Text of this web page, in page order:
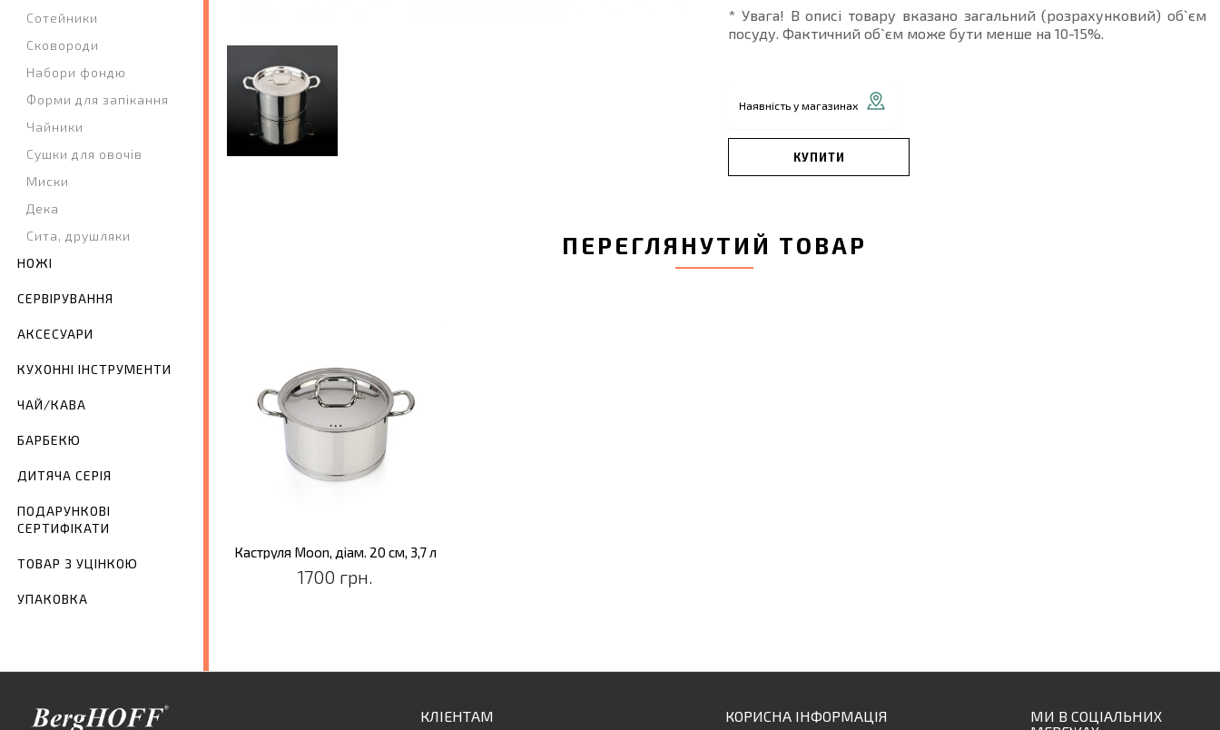
Сотейники
Сковороди
Набори фондю
Форми для запікання
Чайники
Сушки для овочів
Миски
Дека
Сита, друшляки
НОЖІ
СЕРВІРУВАННЯ
АКСЕСУАРИ
КУХОННІ ІНСТРУМЕНТИ
ЧАЙ/КАВА
БАРБЕКЮ
ДИТЯЧА СЕРІЯ
ПОДАРУНКОВІ
СЕРТИФІКАТИ
ТОВАР З УЦІНКОЮ
УПАКОВКА
* Увага! В описі товару вказано загальний (розрахунковий) об`єм
посуду. Фактичний об`єм може бути менше на 10-15%.
Наявність у магазинах
КУПИТИ
ПЕРЕГЛЯНУТИЙ ТОВАР
Каструля Moon, діам. 20 см, 3,7 л
1700 грн.
КЛІЕНТАМ КОРИСНА ІНФОРМАЦІЯ
МИ В СОЦІАЛЬНИХ